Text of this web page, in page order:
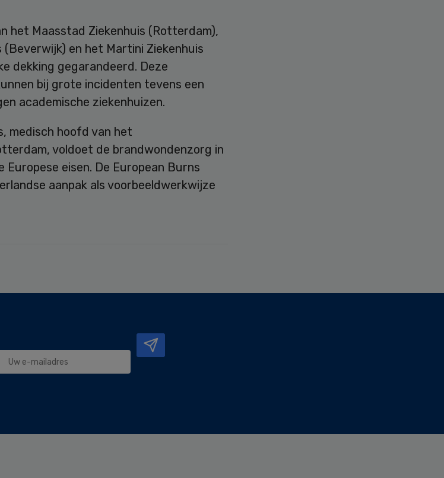
het Maasstad Ziekenhuis (Rotterdam),
(Beverwijk) en het Martini Ziekenhuis
dekking gegarandeerd. Deze
bij grote incidenten tevens een
academische ziekenhuizen.
medisch hoofd van het
voldoet de brandwondenzorg in
Europese eisen. De European Burns
aanpak als voorbeeldwerkwijze